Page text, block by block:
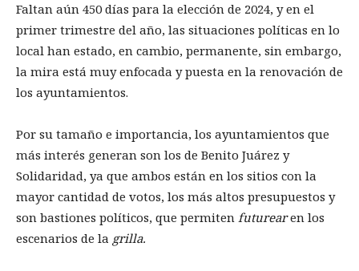
Faltan aún 450 días para la elección de 2024, y en el
primer trimestre del año, las situaciones políticas en lo
local han estado, en cambio, permanente, sin embargo,
la mira está muy enfocada y puesta en la renovación de
los ayuntamientos.
Por su tamaño e importancia, los ayuntamientos que
más interés generan son los de Benito Juárez y
Solidaridad, ya que ambos están en los sitios con la
mayor cantidad de votos, los más altos presupuestos y
son bastiones políticos, que permiten futurearen los
escenarios de la grilla.